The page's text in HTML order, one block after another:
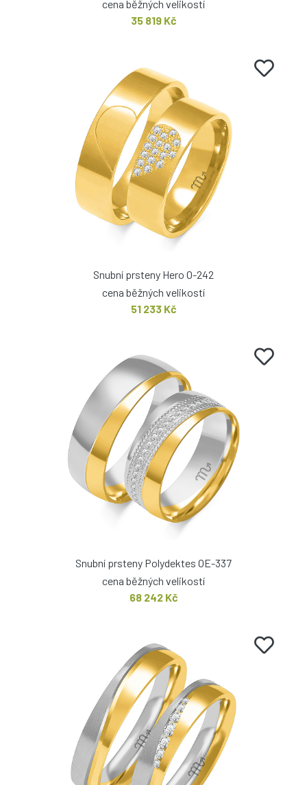
cena běžných velikostí
35 819 Kč
Snubní prsteny Hero O-242
cena běžných velikostí
51 233 Kč
Snubní prsteny Polydektes OE-337
cena běžných velikostí
68 242 Kč